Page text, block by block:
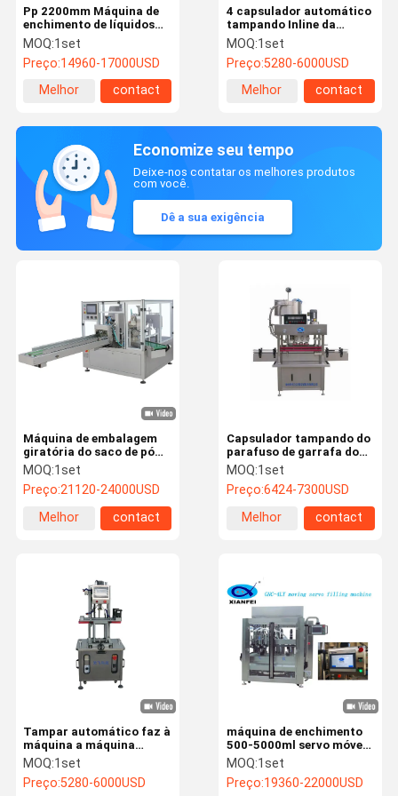
Pp 2200mm Máquina de
enchimento de líquidos
corrosivos 1000ml
Máquina de enchimento
automático de
MOQ:1set
Preço:14960-17000USD
Melhor
contact
4 capsulador automático
tampando Inline da
garrafa da máquina
SUS304 da RUB
MOQ:1set
Preço:5280-6000USD
Melhor
contact
Economize seu tempo
Deixe-nos contatar os melhores produtos
com você.
Dê a sua exigência
Capsulador tampando do
parafuso de garrafa do
vinho da máquina 500kg
do automóvel plástico de
250mm
MOQ:1set
Preço:6424-7300USD
Melhor
contact
Máquina de embalagem
giratória do saco de pó
do ISO Ss304 da máquina
de enchimento do malote
do PLC
MOQ:1set
Preço:21120-24000USD
Melhor
contact
máquina de enchimento
500-5000ml servo móvel
automática
MOQ:1set
Preço:19360-22000USD
Tampar automático faz à
máquina a máquina
tampando de 1700mm
para a garrafa plástica
MOQ:1set
Preço:5280-6000USD